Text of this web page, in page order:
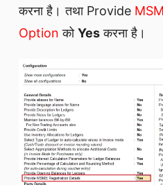
करना है। तथा Provide
Option कोYesकरना है।